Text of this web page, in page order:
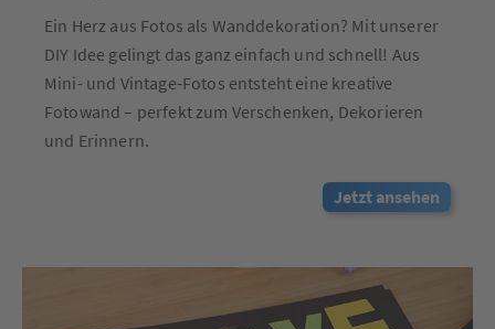
Ein Herz aus Fotos als Wanddekoration? Mit unserer
DIY Idee gelingt das ganz einfach und schnell! Aus
Mini- und Vintage-Fotos entsteht eine kreative
Fotowand – perfekt zum Verschenken, Dekorieren
und Erinnern.
Jetzt ansehen